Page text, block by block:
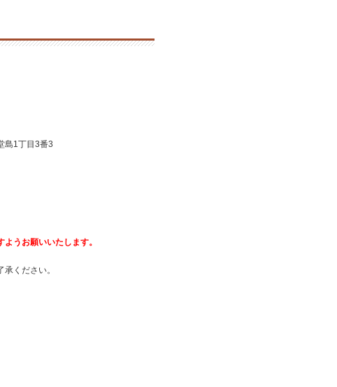
島1丁目3番3
ようお願いいたします。
ください。